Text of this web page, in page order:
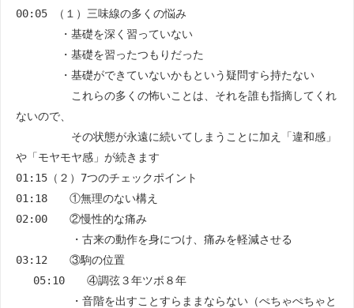
00:05 （１）三味線の多くの悩み
・基礎を深く習っていない
・基礎を習ったつもりだった
・基礎ができていないかもという疑問すら持たない
これらの多くの怖いことは、それを誰も指摘してくれ
ないので、
その状態が永遠に続いてしまうことに加え「違和感」
や「モヤモヤ感」が続きます
01:15（２）7つのチェックポイント
01:18 ①無理のない構え
02:00 ②慢性的な痛み
・古来の動作を身につけ、痛みを軽減させる
03:12 ③駒の位置
05:10 ④調弦３年ツボ８年
・音階を出すことすらままならない（ぺちゃぺちゃと